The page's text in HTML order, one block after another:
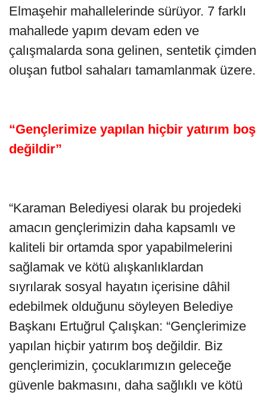
Elmaşehir mahallelerinde sürüyor. 7 farklı
mahallede yapım devam eden ve
çalışmalarda sona gelinen, sentetik çimden
oluşan futbol sahaları tamamlanmak üzere.
“Gençlerimize yapılan hiçbir yatırım boş
değildir”
“Karaman Belediyesi olarak bu projedeki
amacın gençlerimizin daha kapsamlı ve
kaliteli bir ortamda spor yapabilmelerini
sağlamak ve kötü alışkanlıklardan
sıyrılarak sosyal hayatın içerisine dâhil
edebilmek olduğunu söyleyen Belediye
Başkanı Ertuğrul Çalışkan: “Gençlerimize
yapılan hiçbir yatırım boş değildir. Biz
gençlerimizin, çocuklarımızın geleceğe
güvenle bakmasını, daha sağlıklı ve kötü